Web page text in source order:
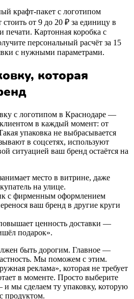
крафт-пакет с логотипом
от 9 до 20 ₽ за единицу в
печати. Картонная коробка с
персональный расчёт за 15
с нужными параметрами.
которая
с логотипом в Краснодаре —
клиентом в каждый момент: от
упаковка не выбрасывается
в соцсетях, используют
ситуацией ваш бренд остаётся на
место в витрине, даже
на улице.
с фирменным оформлением
ваш бренд в другие круги
ценность доставки —
подарок».
быть дорогим. Главное —
Мы поможем с этим.
реклама», которая не требует
в моменте. Просто выберите
и мы сделаем ту упаковку, которую
продуктом.